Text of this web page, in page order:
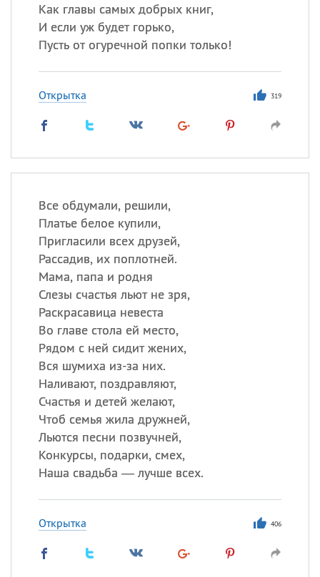
Как главы самых добрых книг,
И если уж будет горько,
Пусть от огуречной попки только!
Открытка 319
Все обдумали, решили,
Платье белое купили,
Пригласили всех друзей,
Рассадив, их поплотней.
Мама, папа и родня
Слезы счастья льют не зря,
Раскрасавица невеста
Во главе стола ей место,
Рядом с ней сидит жених,
Вся шумиха из-за них.
Наливают, поздравляют,
Счастья и детей желают,
Чтоб семья жила дружней,
Льются песни позвучней,
Конкурсы, подарки, смех,
Наша свадьба — лучше всех.
Открытка 406